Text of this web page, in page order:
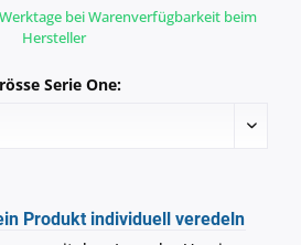
bei Warenverfügbarkeit beim
Hersteller
Serie One:
Produkt individuell veredeln